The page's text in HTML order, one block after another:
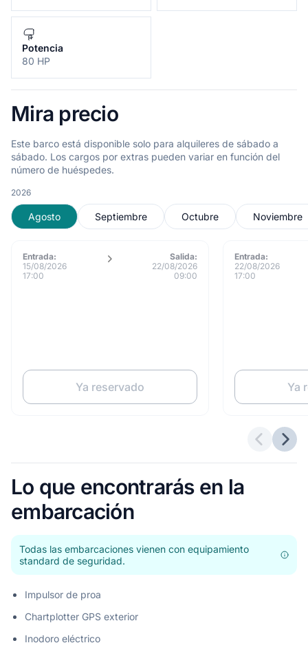
Potencia
80 HP
Mira precio
Este barco está disponible solo para alquileres de sábado a
sábado. Los cargos por extras pueden variar en función del
número de huéspedes.
2026
Agosto Septiembre Octubre Noviembre
Entrada:
15/08/2026
17:00
Salida:
22/08/2026
09:00
Ya reservado
Entrada:
22/08/2026
17:00
Ya
Lo que encontrarás en la
embarcación
Todas las embarcaciones vienen con equipamiento
standard de seguridad.
Impulsor de proa
Chartplotter GPS exterior
Inodoro eléctrico